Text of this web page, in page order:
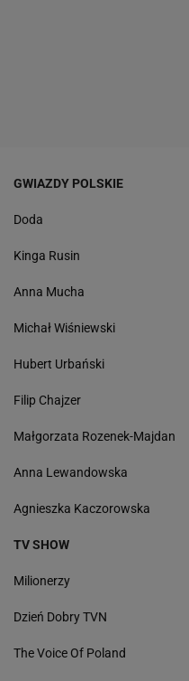
GWIAZDY POLSKIE
Doda
Kinga Rusin
Anna Mucha
Michał Wiśniewski
Hubert Urbański
Filip Chajzer
Małgorzata Rozenek-Majdan
Anna Lewandowska
Agnieszka Kaczorowska
TV SHOW
Milionerzy
Dzień Dobry TVN
The Voice Of Poland